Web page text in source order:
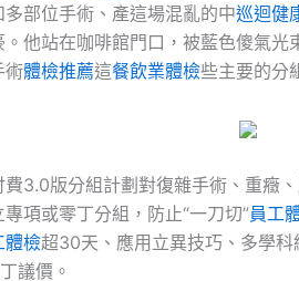
部位手術、產這場混亂的中巡迴健
。他站在咖啡館門口，被藍色傻氣
術體檢推薦這餐飲業體檢些主要的分
3.0版分組計劃對復雜手術、重癥
項或零丁分組，防止“一刀切”員工
體檢超30天、應用立異技巧、多學
議價‌‌。